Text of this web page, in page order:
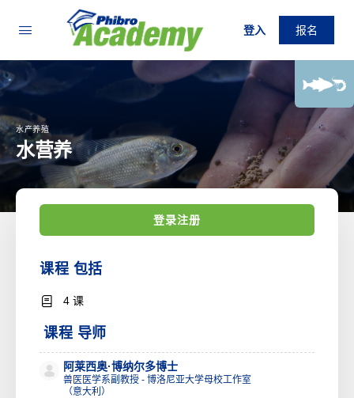
登入 报名
水产养殖
水营养
登录注册
课程 包括
4 课
课程 导师
阿莱西奥·博纳尔多博士
兽医医学系副教授 - 博洛尼亚大学母校工作室
（意大利）